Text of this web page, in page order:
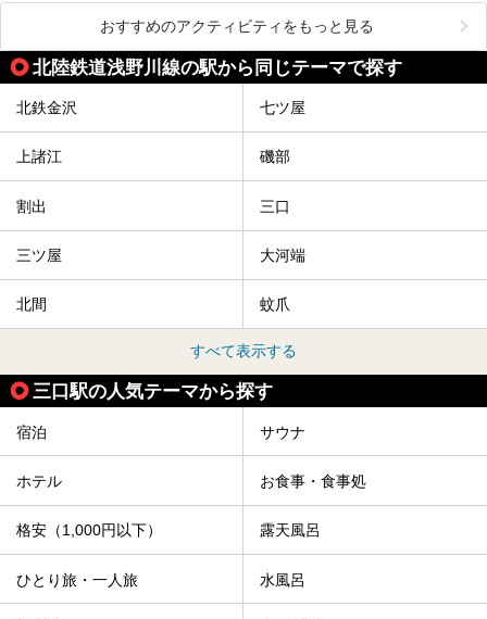
おすすめのアクティビティをもっと見る
北陸鉄道浅野川線の駅から同じテーマで探す
北鉄金沢 七ツ屋
上諸江 磯部
割出 三口
三ツ屋 大河端
北間 蚊爪
すべて表示する
三口駅の人気テーマから探す
宿泊 サウナ
ホテル お食事・食事処
格安（1,000円以下） 露天風呂
ひとり旅・一人旅 水風呂